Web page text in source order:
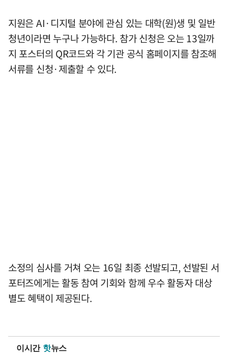
지원은 AI·디지털 분야에 관심 있는 대학(원)생 및 일반
청년이라면 누구나 가능하다. 참가 신청은 오는 13일까
지 포스터의 QR코드와 각 기관 공식 홈페이지를 참조해
서류를 신청·제출할 수 있다.
소정의 심사를 거쳐 오는 16일 최종 선발되고, 선발된 서
포터즈에게는 활동 참여 기회와 함께 우수 활동자 대상
별도 혜택이 제공된다.
이시간 핫뉴스